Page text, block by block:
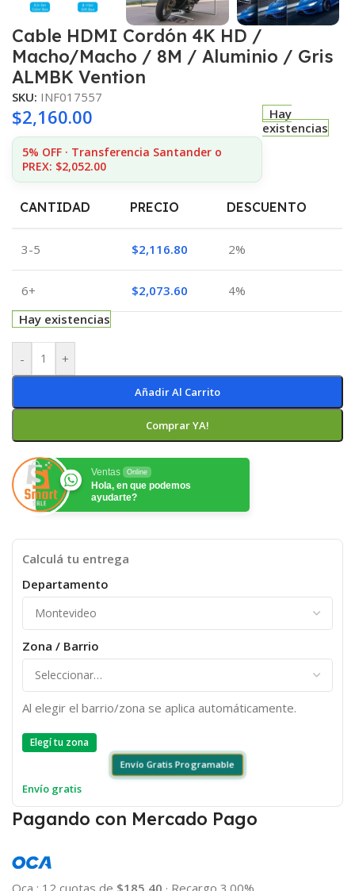
Cable HDMI Cordón 4K HD /
Macho/Macho / 8M / Aluminio / Gris
ALMBK Vention
SKU: INF017557
$2,160.00
5% OFF · Transferencia Santander o
PREX: $2,052.00
Hay
existencias
CANTIDAD PRECIO DESCUENTO
3-5 $2,116.80 2%
6+ $2,073.60
4%
Hay existencias
- +
Añadir Al Carrito
Comprar YA!
Ventas Online
Hola, en que podemos
ayudarte?
Calculá tu entrega
Departamento
Zona / Barrio
Al elegir el barrio/zona se aplica automáticamente.
Elegí tu zona
Envío Gratis Programable
Envío gratis
Pagando con Mercado Pago